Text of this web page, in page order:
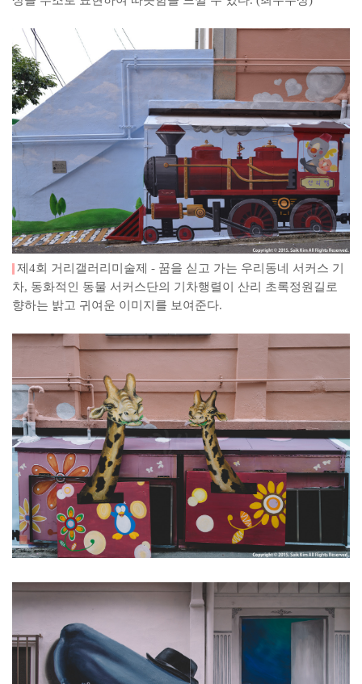
제4회 거리갤러리미술제 - 꿈을 싣고 가는 우리동네 서커스 기
차, 동화적인 동물 서커스단의 기차행렬이 산리 초록정원길로
향하는 밝고 귀여운 이미지를 보여준다.